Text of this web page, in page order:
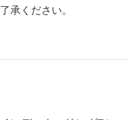
承ください。